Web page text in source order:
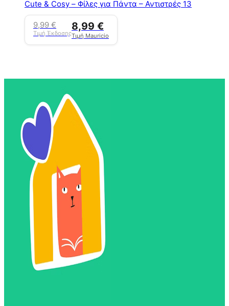
Cute & Cosy – Φίλες για Πάντα – Αντιστρές 13
9,99 €
Τιμή Έκδοσης
8,99 €
Τιμή Mauricio